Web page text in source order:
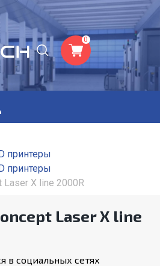
0
принтеры
принтеры
Laser X line 2000R
Laser X line
в социальных сетях